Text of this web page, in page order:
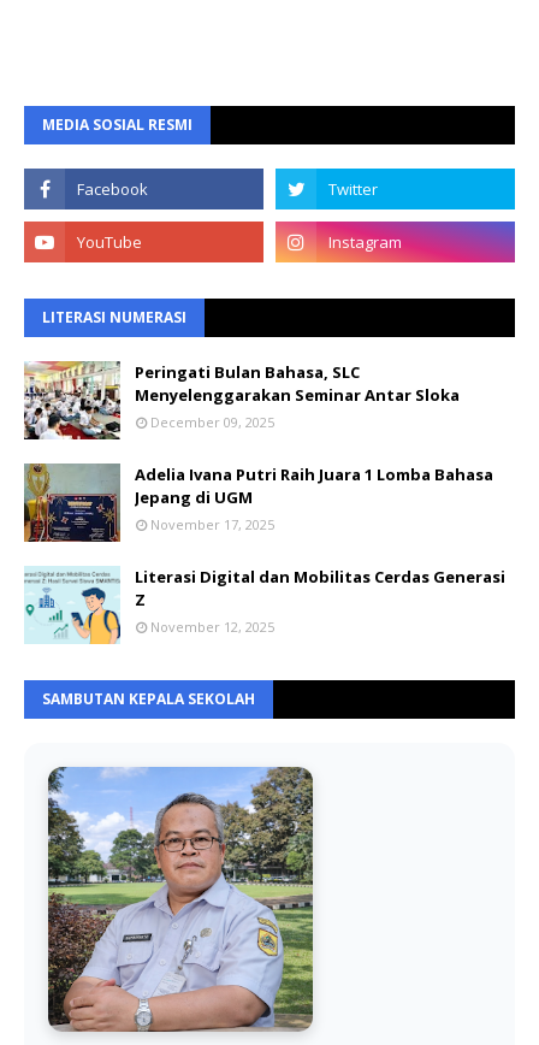
MEDIA SOSIAL RESMI
LITERASI NUMERASI
Peringati Bulan Bahasa, SLC
Menyelenggarakan Seminar Antar Sloka
December 09, 2025
Adelia Ivana Putri Raih Juara 1 Lomba Bahasa
Jepang di UGM
November 17, 2025
Literasi Digital dan Mobilitas Cerdas Generasi
Z
November 12, 2025
SAMBUTAN KEPALA SEKOLAH